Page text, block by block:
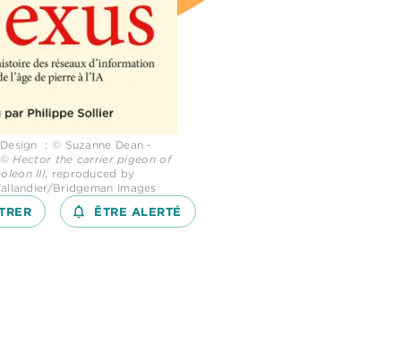
: © Suzanne Dean -
©Hector the carrier pigeon of
III, reproduced by
Bridgeman Images
notifications_none_outlined
ÊTRE ALERTÉ